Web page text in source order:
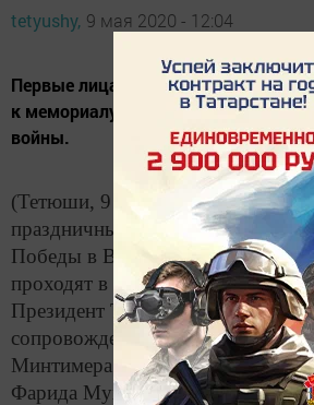
tetyushy, 9 мая 2020 - 12:04
Первые лица Республики
к мемориалу Памяти героев
войны.
(Тетюши, 9 мая, «Тетюшские
праздничных мероприятиях по
Победы в Великой
проходят в Казани в Парке
Президент Татарстана Рустам
сопровождении
Минтимера Шаймиева,
Фарида Мухаметшина, Премьер-